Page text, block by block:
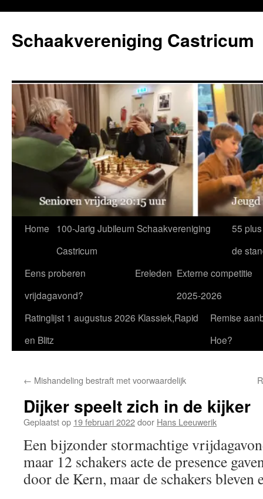
de
inhoud
Schaakvereniging Castricum
Home
100-Jarig Jubileum Schaakvereniging
Castricum
55
de
Eens proberen
vrijdagavond?
Ereleden Externe competitie
2025-2026
Ratinglijst 1 augustus 2026 Klassiek,Rapid
en Blitz
Remise
Hoe?
← Mishandeling bestraft met voorwaardelijk
Dijker speelt zich in de kijker
Geplaatst op 19 februari 2022door Hans Leeuwerik
Een bijzonder stormachtige
maar 12 schakers acte de presence
door de Kern, maar de schakers bleven